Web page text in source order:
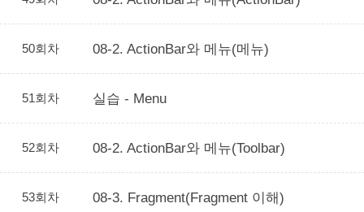
50회차 08-2. ActionBar와 메뉴(메뉴)
51회차 실습 - Menu
52회차 08-2. ActionBar와 메뉴(Toolbar)
53회차 08-3. Fragment(Fragment 이해)